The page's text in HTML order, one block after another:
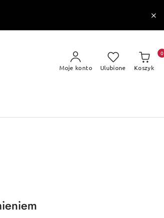
Moje konto Ulubione Koszyk
0